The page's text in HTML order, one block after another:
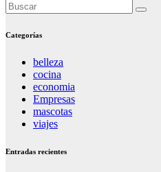
Categorías
belleza
cocina
economia
Empresas
mascotas
viajes
Entradas recientes